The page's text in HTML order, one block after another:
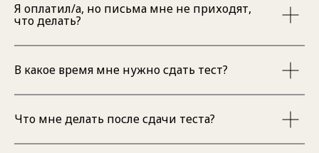
Я оплатил/а, но письма мне не приходят,
что делать?
В какое время мне нужно сдать тест?
Что мне делать после сдачи теста?